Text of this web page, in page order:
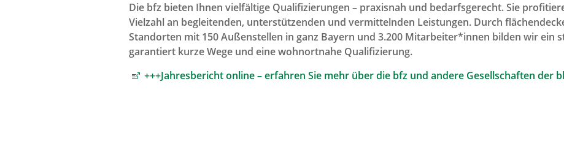
Die bfz bieten Ihnen vielfältige Qualifizierungen – praxisnah und bedarfsgerecht. Sie
Vielzahl an begleitenden, unterstützenden und vermittelnden Leistungen. Durch
Standorten mit 150 Außenstellen in ganz Bayern und 3.200 Mitarbeiter*innen bilden wir ein
garantiert kurze Wege und eine wohnortnahe Qualifizierung.
+++Jahresbericht online – erfahren Sie mehr über die bfz und andere Gesellschaften der